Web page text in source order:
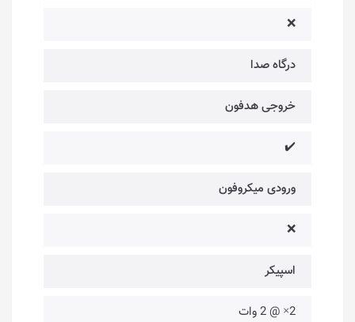
❌
درگاه صدا
خروجی هدفون
✔️
ورودی میکروفون
❌
اسپیکر
2× @ 2 وات